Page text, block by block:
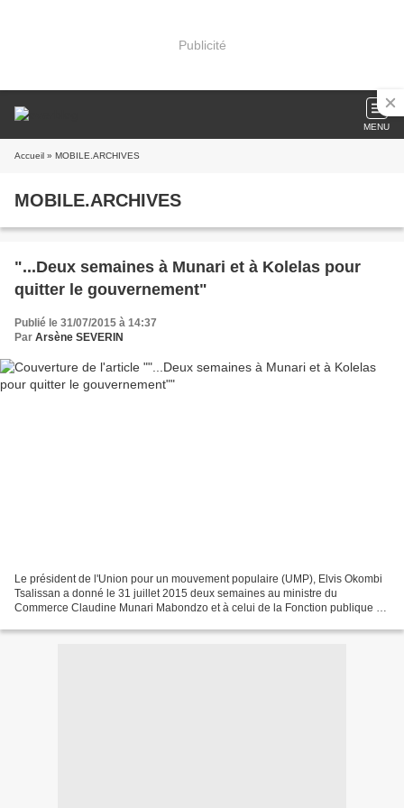
Publicité
MENU
Accueil » MOBILE.ARCHIVES
MOBILE.ARCHIVES
"...Deux semaines à Munari et à Kolelas pour
quitter le gouvernement"
Publié le 31/07/2015 à 14:37
Par Arsène SEVERIN
Le président de l'Union pour un mouvement populaire (UMP), Elvis Okombi
Tsalissan a donné le 31 juillet 2015 deux semaines au ministre du
Commerce Claudine Munari Mabondzo et à celui de la Fonction publique et